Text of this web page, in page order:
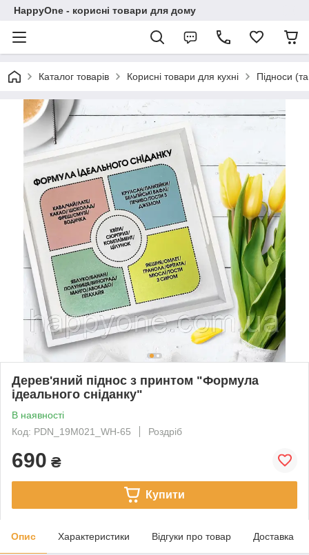
HappyOne - корисні товари для дому
Каталог товарів Корисні товари для кухні Підноси
Дерев'яний піднос з принтом "Формула
ідеального сніданку"
В наявності
Код: PDN_19M021_WH-65
Роздріб
690 ₴
Купити
Опис Характеристики Відгуки про товар Доставка